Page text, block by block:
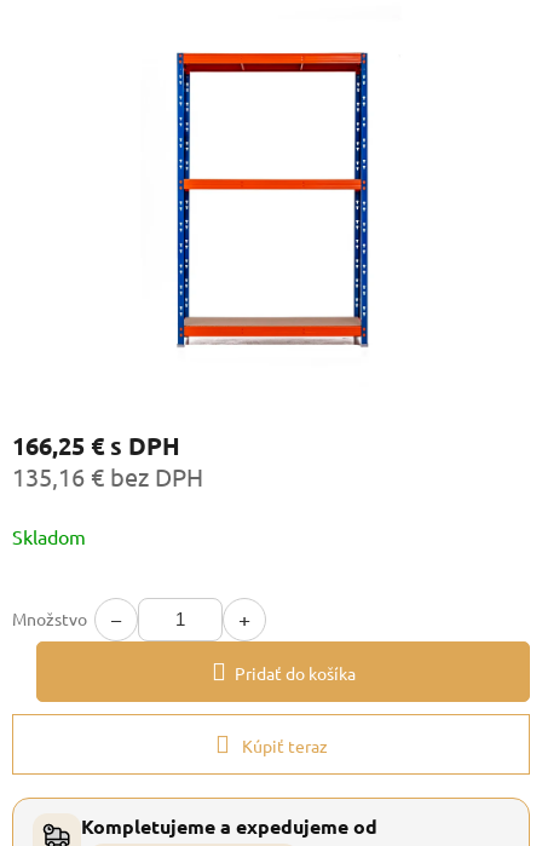
166,25 €s DPH
135,16 € bez DPH
cena:
Skladom
Množstvo − +
Pridať do košíka
Kúpiť teraz
Kompletujeme a expedujeme od